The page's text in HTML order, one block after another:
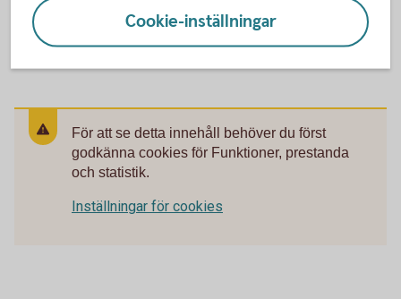
Så skaffar ni Placeringskonto företag
För att se detta innehåll behöver du först
godkänna cookies för Funktioner, prestanda
och statistik.
Inställningar för cookies
Cookie-inställningar